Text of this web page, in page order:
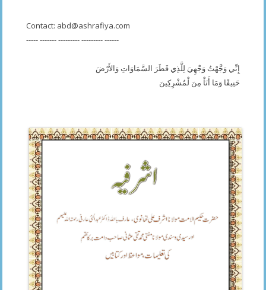
Contact: abd@ashrafiya.com
----- ------- --------- --------- ------
إِنِّي وَجَّهْتُ وَجْهِيَ لِلَّذِي فَطَرَ السَّمَاوَاتِ وَالأَرْضَ
حَنِيفًا وَمَا أَنَاْ مِنَ لْمُشْرِكِينَ